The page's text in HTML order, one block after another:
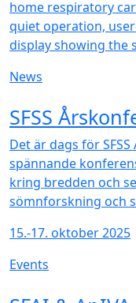
home respiratory
quiet operation,
display showing the
News
SFSS
Det är dags för
spännande
kring bredden och
sömnforskning och
15.-17. oktober 2025
Events